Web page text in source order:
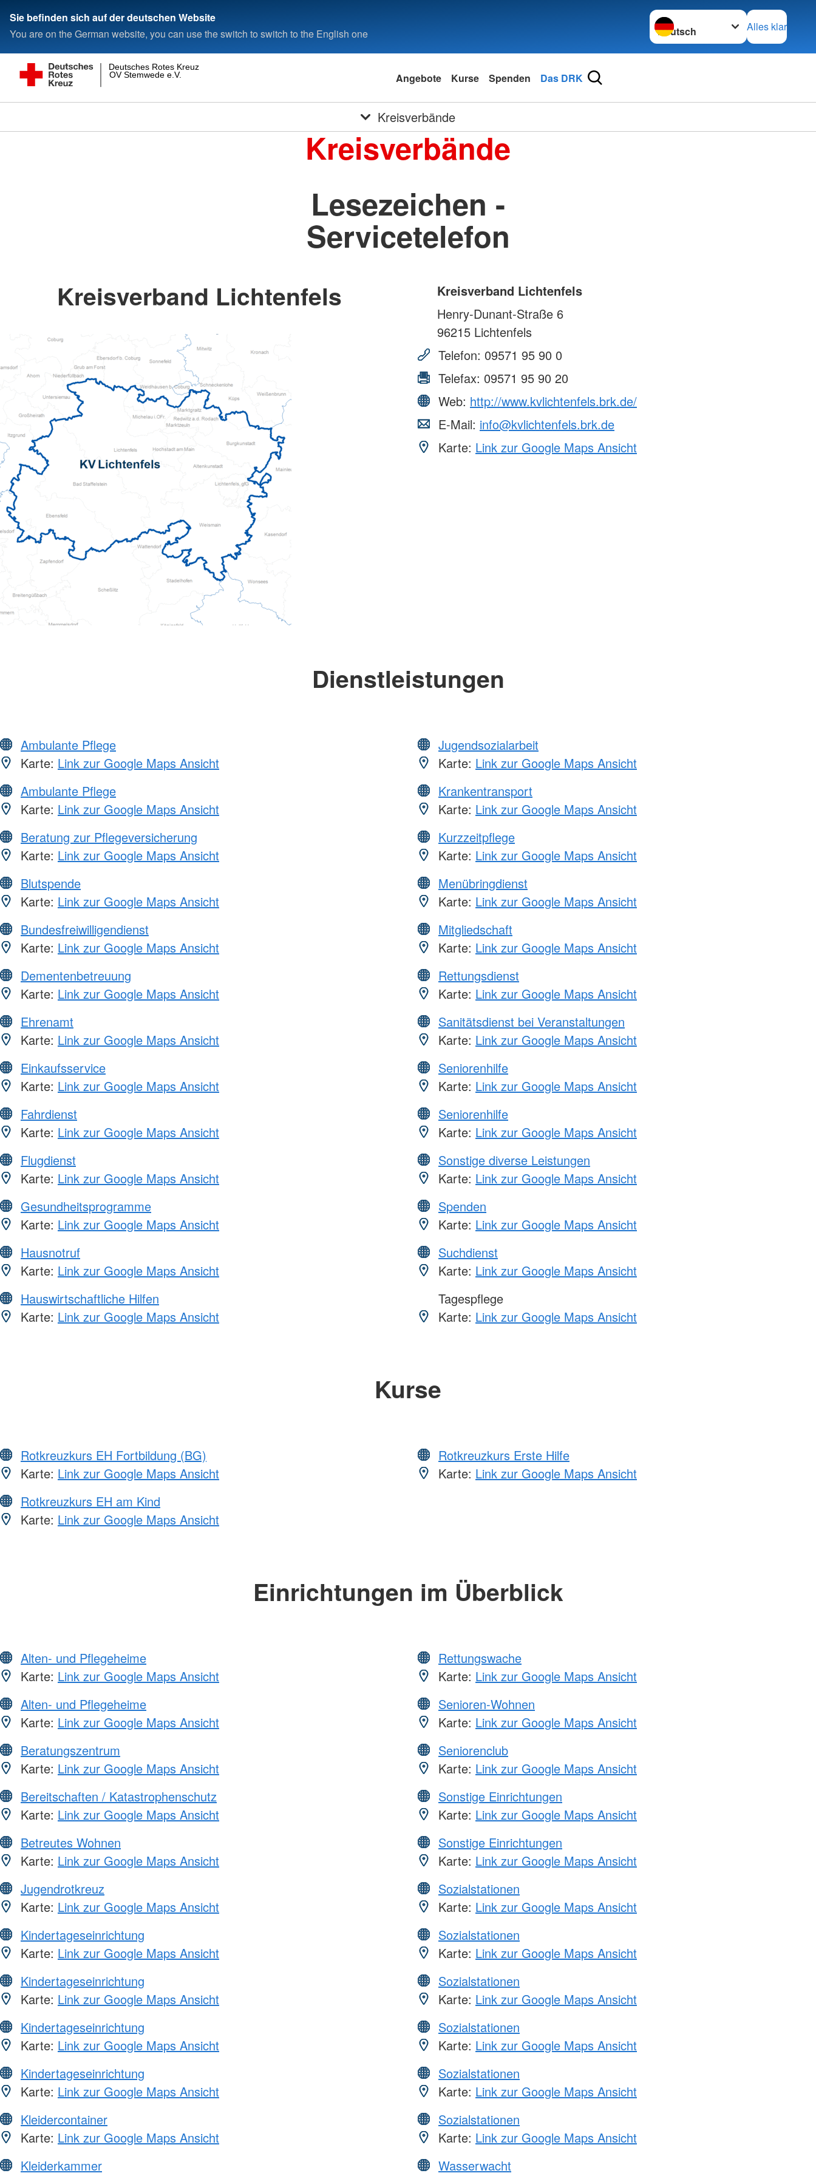
Sie befinden sich auf der deutschen Website
You are on the German website, you can use the switch to switch to the English one
Sprache wechseln zu
Alles klar
OV Stemwede e.V.
Deutsches Rotes Kreuz
Angebote Kurse Spenden Das DRK
Kreisverbände
Kreisverbände
Lesezeichen -
Servicetelefon
Kreisverband Lichtenfels
Kreisverband Lichtenfels
Henry-Dunant-Straße 6
96215 Lichtenfels
Telefon: 09571 95 90 0
Telefax: 09571 95 90 20
Web: http://www.kvlichtenfels.brk.de/
E-Mail: info@kvlichtenfels.brk.de
Karte: Link zur Google Maps Ansicht
Dienstleistungen
Ambulante Pflege
Karte: Link zur Google Maps Ansicht
Ambulante Pflege
Karte: Link zur Google Maps Ansicht
Beratung zur Pflegeversicherung
Karte: Link zur Google Maps Ansicht
Blutspende
Karte: Link zur Google Maps Ansicht
Bundesfreiwilligendienst
Karte: Link zur Google Maps Ansicht
Dementenbetreuung
Karte: Link zur Google Maps Ansicht
Ehrenamt
Karte: Link zur Google Maps Ansicht
Einkaufsservice
Karte: Link zur Google Maps Ansicht
Fahrdienst
Karte: Link zur Google Maps Ansicht
Flugdienst
Karte: Link zur Google Maps Ansicht
Gesundheitsprogramme
Karte: Link zur Google Maps Ansicht
Hausnotruf
Karte: Link zur Google Maps Ansicht
Hauswirtschaftliche Hilfen
Karte: Link zur Google Maps Ansicht
Jugendsozialarbeit
Karte: Link zur Google Maps Ansicht
Krankentransport
Karte: Link zur Google Maps Ansicht
Kurzzeitpflege
Karte: Link zur Google Maps Ansicht
Menübringdienst
Karte: Link zur Google Maps Ansicht
Mitgliedschaft
Karte: Link zur Google Maps Ansicht
Rettungsdienst
Karte: Link zur Google Maps Ansicht
Sanitätsdienst bei Veranstaltungen
Karte: Link zur Google Maps Ansicht
Seniorenhilfe
Karte: Link zur Google Maps Ansicht
Seniorenhilfe
Karte: Link zur Google Maps Ansicht
Sonstige diverse Leistungen
Karte: Link zur Google Maps Ansicht
Spenden
Karte: Link zur Google Maps Ansicht
Suchdienst
Karte: Link zur Google Maps Ansicht
Tagespflege
Karte: Link zur Google Maps Ansicht
Kurse
Rotkreuzkurs EH Fortbildung (BG)
Karte: Link zur Google Maps Ansicht
Rotkreuzkurs EH am Kind
Karte: Link zur Google Maps Ansicht
Rotkreuzkurs Erste Hilfe
Karte: Link zur Google Maps Ansicht
Einrichtungen im Überblick
Alten- und Pflegeheime
Karte: Link zur Google Maps Ansicht
Alten- und Pflegeheime
Karte: Link zur Google Maps Ansicht
Beratungszentrum
Karte: Link zur Google Maps Ansicht
Bereitschaften / Katastrophenschutz
Karte: Link zur Google Maps Ansicht
Betreutes Wohnen
Karte: Link zur Google Maps Ansicht
Jugendrotkreuz
Karte: Link zur Google Maps Ansicht
Kindertageseinrichtung
Karte: Link zur Google Maps Ansicht
Kindertageseinrichtung
Karte: Link zur Google Maps Ansicht
Kindertageseinrichtung
Karte: Link zur Google Maps Ansicht
Kindertageseinrichtung
Karte: Link zur Google Maps Ansicht
Kleidercontainer
Karte: Link zur Google Maps Ansicht
Kleiderkammer
Rettungswache
Karte: Link zur Google Maps Ansicht
Senioren-Wohnen
Karte: Link zur Google Maps Ansicht
Seniorenclub
Karte: Link zur Google Maps Ansicht
Sonstige Einrichtungen
Karte: Link zur Google Maps Ansicht
Sonstige Einrichtungen
Karte: Link zur Google Maps Ansicht
Sozialstationen
Karte: Link zur Google Maps Ansicht
Sozialstationen
Karte: Link zur Google Maps Ansicht
Sozialstationen
Karte: Link zur Google Maps Ansicht
Sozialstationen
Karte: Link zur Google Maps Ansicht
Sozialstationen
Karte: Link zur Google Maps Ansicht
Sozialstationen
Karte: Link zur Google Maps Ansicht
Wasserwacht